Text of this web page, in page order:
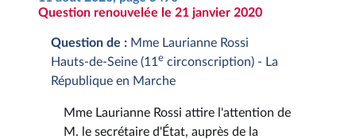
Question renouvelée le 21 janvier 2020
Question de : Mme Laurianne Rossi
Hauts-de-Seine (11 e circonscription) - La
République en Marche
Mme Laurianne Rossi attire l'attention de
M. le secrétaire d'État, auprès de la